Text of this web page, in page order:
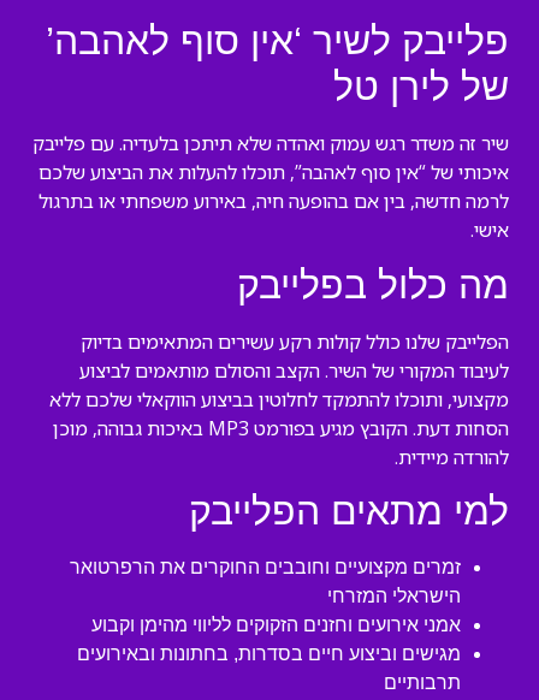
פלייבק לשיר ‘אין סוף לאהבה’
של לירן טל
שיר זה משדר רגש עמוק ואהדה שלא תיתכן בלעדיה. עם פלייבק
איכותי של “אין סוף לאהבה”, תוכלו להעלות את הביצוע שלכם
לרמה חדשה, בין אם בהופעה חיה, באירוע משפחתי או בתרגול
אישי.
מה כלול בפלייבק
הפלייבק שלנו כולל קולות רקע עשירים המתאימים בדיוק
לעיבוד המקורי של השיר. הקצב והסולם מותאמים לביצוע
מקצועי, ותוכלו להתמקד לחלוטין בביצוע הווקאלי שלכם ללא
הסחות דעת. הקובץ מגיע בפורמט MP3 באיכות גבוהה, מוכן
להורדה מיידית.
למי מתאים הפלייבק
זמרים מקצועיים וחובבים החוקרים את הרפרטואר
הישראלי המזרחי
אמני אירועים וחזנים הזקוקים לליווי מהימן וקבוע
מגישים וביצוע חיים בסדרות, בחתונות ובאירועים
תרבותיים